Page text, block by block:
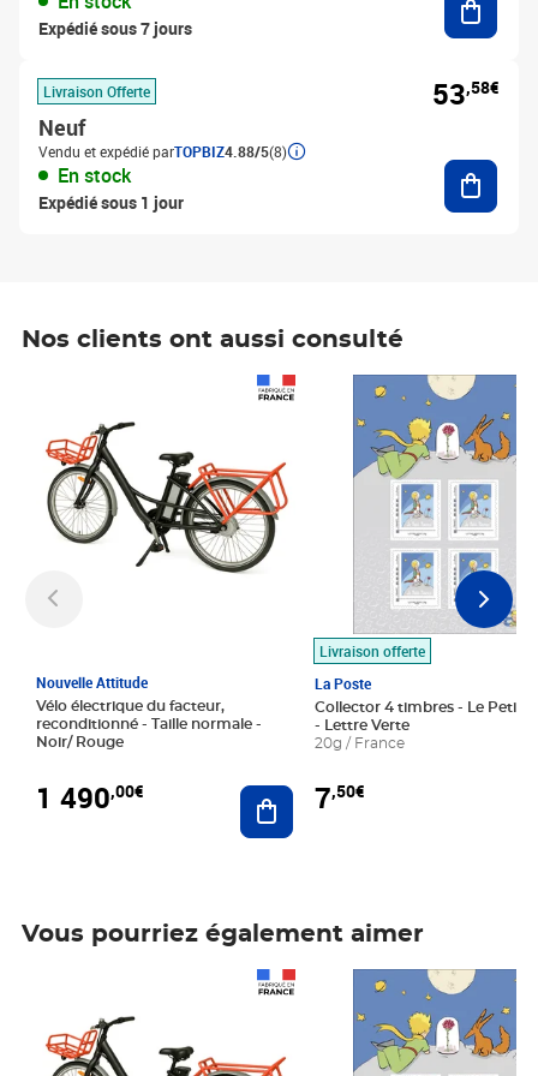
Expédié sous 7 jours
Livraison Offerte
Neuf
Vendu et expédié parTOPBIZ4.88/5(8)
En stock
Expédié sous 1 jour
53,58€
Nos clients ont aussi consulté
Nouvelle Attitude
Vélo électrique du facteur,
reconditionné - Taille normale -
Noir/ Rouge
1 490,00€ Ajouter au panier
Livraison offerte
La Poste
Collector 4 timbres - Le Petit
- Lettre Verte
20g / France
7,50€
Prix 7,50€
Vous pourriez également aimer
Prix 7,50€